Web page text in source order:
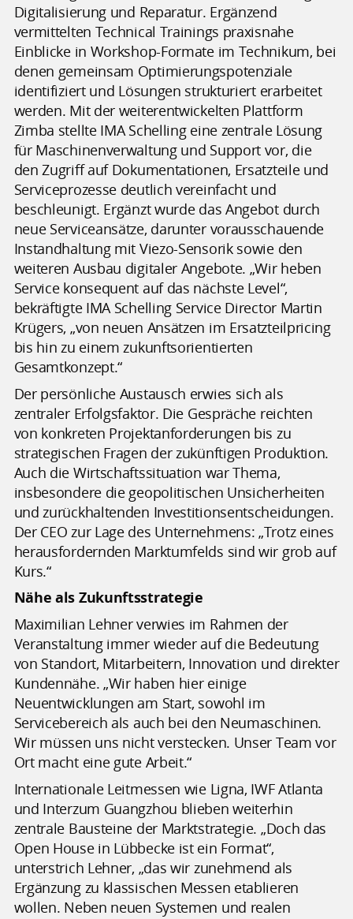
Digitalisierung und Reparatur. Ergänzend
vermittelten Technical Trainings praxisnahe
Einblicke in Workshop-Formate im Technikum, bei
denen gemeinsam Optimierungspotenziale
identifiziert und Lösungen strukturiert erarbeitet
werden. Mit der weiterentwickelten Plattform
Zimba stellte IMA Schelling eine zentrale Lösung
für Maschinenverwaltung und Support vor, die
den Zugriff auf Dokumentationen, Ersatzteile und
Serviceprozesse deutlich vereinfacht und
beschleunigt. Ergänzt wurde das Angebot durch
neue Serviceansätze, darunter vorausschauende
Instandhaltung mit Viezo-Sensorik sowie den
weiteren Ausbau digitaler Angebote. „Wir heben
Service konsequent auf das nächste Level“,
bekräftigte IMA Schelling Service Director Martin
Krügers, „von neuen Ansätzen im Ersatzteilpricing
bis hin zu einem zukunftsorientierten
Gesamtkonzept.“
Der persönliche Austausch erwies sich als
zentraler Erfolgsfaktor. Die Gespräche reichten
von konkreten Projektanforderungen bis zu
strategischen Fragen der zukünftigen Produktion.
Auch die Wirtschaftssituation war Thema,
insbesondere die geopolitischen Unsicherheiten
und zurückhaltenden Investitionsentscheidungen.
Der CEO zur Lage des Unternehmens: „Trotz eines
herausfordernden Marktumfelds sind wir grob auf
Kurs.“
Nähe als Zukunftsstrategie
Maximilian Lehner verwies im Rahmen der
Veranstaltung immer wieder auf die Bedeutung
von Standort, Mitarbeitern, Innovation und direkter
Kundennähe. „Wir haben hier einige
Neuentwicklungen am Start, sowohl im
Servicebereich als auch bei den Neumaschinen.
Wir müssen uns nicht verstecken. Unser Team vor
Ort macht eine gute Arbeit.“
Internationale Leitmessen wie Ligna, IWF Atlanta
und Interzum Guangzhou blieben weiterhin
zentrale Bausteine der Marktstrategie. „Doch das
Open House in Lübbecke ist ein Format“,
unterstrich Lehner, „das wir zunehmend als
Ergänzung zu klassischen Messen etablieren
wollen. Neben neuen Systemen und realen